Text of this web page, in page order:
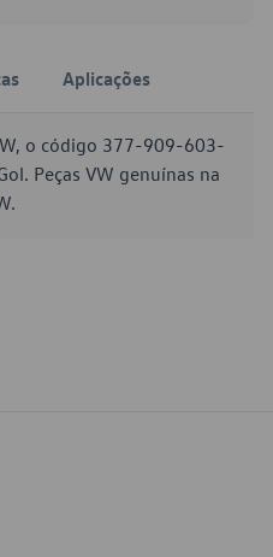
Aplicações
o código 377-909-603-
Peças VW genuínas na